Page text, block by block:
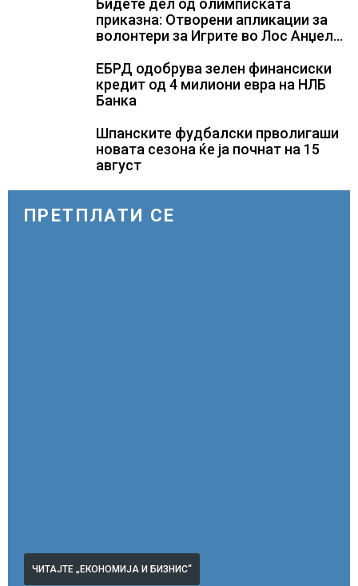
Бидете дел од олимписката
приказна: Отворени апликации за
волонтери за Игрите во Лос Анџелес
ЕБРД одобрува зелен финансиски
кредит од 4 милиони евра на НЛБ
Банка
Шпанските фудбалски прволигаши
новата сезона ќе ја почнат на 15
август
ПРЕТПЛАТИ СЕ
ЧИТАЈТЕ „ЕКОНОМИЈА И БИЗНИС“